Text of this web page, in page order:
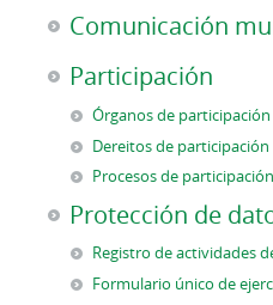
Comunicación
Participación
Órganos de participación
Dereitos de participación
Procesos de participación
Protección de
Registro de actividades
Formulario único de